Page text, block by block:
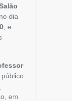
no dia
, e
público
em